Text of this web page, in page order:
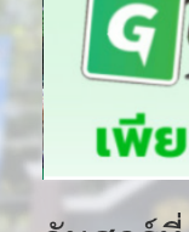
Previous